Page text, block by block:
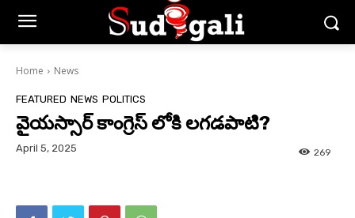
Home News
FEATURED NEWS POLITICS
వైయస్సార్ కాంగ్రెస్ లోకి లగడపాటి?
April 5, 2025 269